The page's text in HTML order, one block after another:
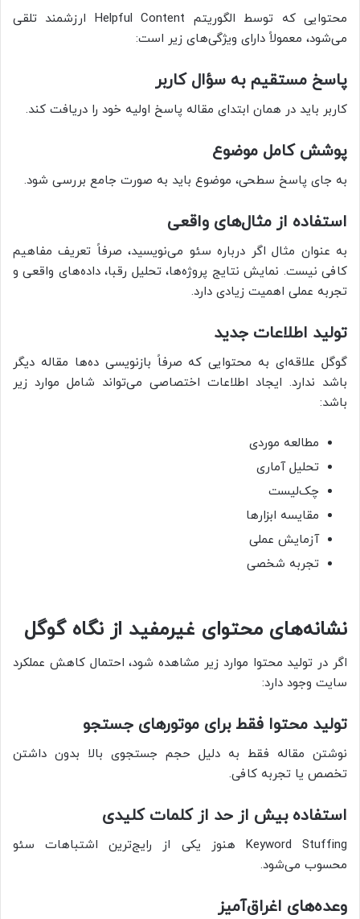
محتوایی که توسط الگوریتم Helpful Content ارزشمند تلقی
می‌شود، معمولاً دارای ویژگی‌های زیر است:
پاسخ مستقیم به سؤال کاربر
کاربر باید در همان ابتدای مقاله پاسخ اولیه خود را دریافت کند.
پوشش کامل موضوع
به جای پاسخ سطحی، موضوع باید به صورت جامع بررسی شود.
استفاده از مثال‌های واقعی
به عنوان مثال اگر درباره سئو می‌نویسید، صرفاً تعریف مفاهیم
کافی نیست. نمایش نتایج پروژه‌ها، تحلیل رقبا، داده‌های واقعی و
تجربه عملی اهمیت زیادی دارد.
تولید اطلاعات جدید
گوگل علاقه‌ای به محتوایی که صرفاً بازنویسی ده‌ها مقاله دیگر
باشد ندارد. ایجاد اطلاعات اختصاصی می‌تواند شامل موارد زیر
باشد:
مطالعه موردی
تحلیل آماری
چک‌لیست
مقایسه ابزارها
آزمایش عملی
تجربه شخصی
نشانه‌های محتوای غیرمفید از نگاه گوگل
اگر در تولید محتوا موارد زیر مشاهده شود، احتمال کاهش عملکرد
سایت وجود دارد:
تولید محتوا فقط برای موتورهای جستجو
نوشتن مقاله فقط به دلیل حجم جستجوی بالا بدون داشتن
تخصص یا تجربه کافی.
استفاده بیش از حد از کلمات کلیدی
Keyword Stuffing هنوز یکی از رایج‌ترین اشتباهات سئو
محسوب می‌شود.
وعده‌های اغراق‌آمیز